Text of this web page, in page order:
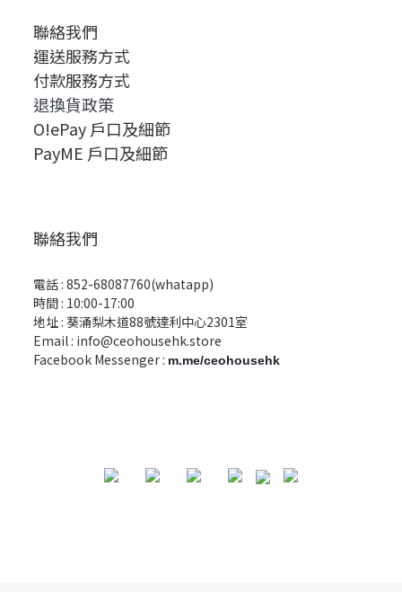
聯絡我們
運送服務方式
付款服務方式
退換貨政策
O!ePay 戶口及細節
PayME 戶口及細節
聯絡我們
電話 : 852-68087760(whatapp)
時間 : 10:00-17:00
地址 : 葵涌梨木道88號達利中心2301室
Email : info@ceohousehk.store
Facebook Messenger : m.me/ceohousehk